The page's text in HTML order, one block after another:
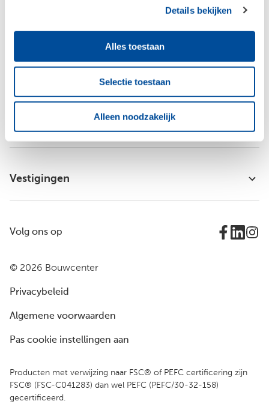
Details bekijken
Alles toestaan
Selectie toestaan
Alleen noodzakelijk
Bouwcenter Concordia
Vestigingen
© 2026 Bouwcenter
Privacybeleid
Algemene voorwaarden
Pas cookie instellingen aan
Volg ons op
Producten met verwijzing naar FSC® of PEFC certificering zijn
FSC® (FSC-C041283) dan wel PEFC (PEFC/30-32-158)
gecertificeerd.